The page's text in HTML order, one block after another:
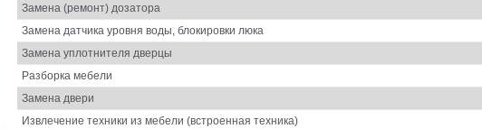
Замена (ремонт) дозатора
Замена датчика уровня воды, блокировки люка
Замена уплотнителя дверцы
Разборка мебели
Замена двери
Извлечение техники из мебели (встроенная техника)